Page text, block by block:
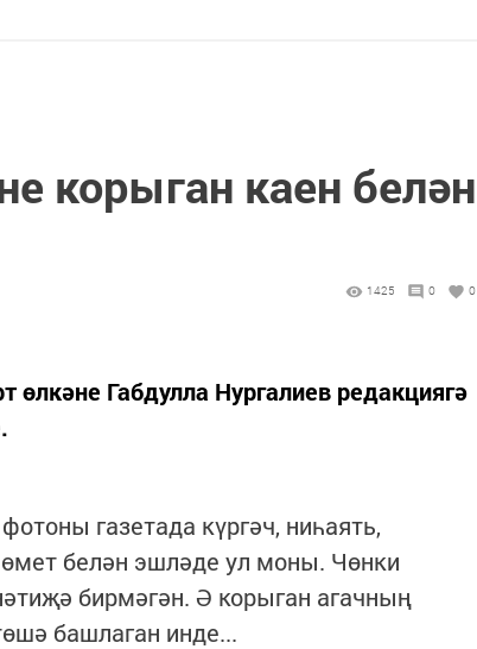
корыган каен белән
1425 0 0
Габдулла Нургалиев редакциягә
газетада күргәч, ниһаять,
белән эшләде ул моны. Чөнки
бирмәгән. Ә корыган агачның
башлаган инде...